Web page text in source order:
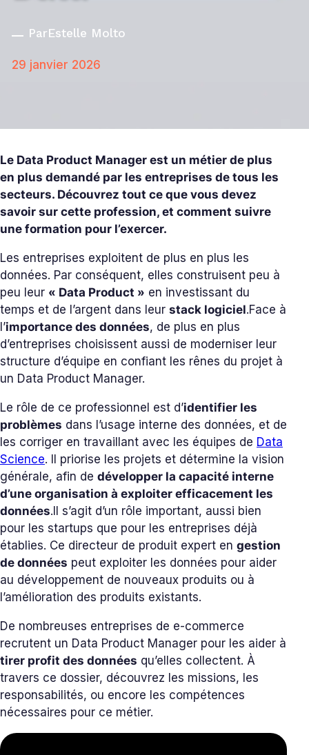
ParEstelle Molto
29 janvier 2026
Le Data Product Manager est un métier de plus
en plus demandé par les entreprises de tous les
secteurs. Découvrez tout ce que vous devez
savoir sur cette profession, et comment suivre
une formation pour l’exercer.
Les entreprises exploitent de plus en plus les
données. Par conséquent, elles construisent peu à
peu leur « Data Product » en investissant du
temps et de l’argent dans leur stack logiciel.Face à
l’importance des données, de plus en plus
d’entreprises choisissent aussi de moderniser leur
structure d’équipe en confiant les rênes du projet à
un Data Product Manager.
Le rôle de ce professionnel est d’identifier les
problèmes dans l’usage interne des données, et de
les corriger en travaillant avec les équipes de Data
Science. Il priorise les projets et détermine la vision
générale, afin de développer la capacité interne
d’une organisation à exploiter efficacement les
données.Il s’agit d’un rôle important, aussi bien
pour les startups que pour les entreprises déjà
établies. Ce directeur de produit expert en gestion
de données peut exploiter les données pour aider
au développement de nouveaux produits ou à
l’amélioration des produits existants.
De nombreuses entreprises de e-commerce
recrutent un Data Product Manager pour les aider à
tirer profit des données qu’elles collectent. À
travers ce dossier, découvrez les missions, les
responsabilités, ou encore les compétences
nécessaires pour ce métier.